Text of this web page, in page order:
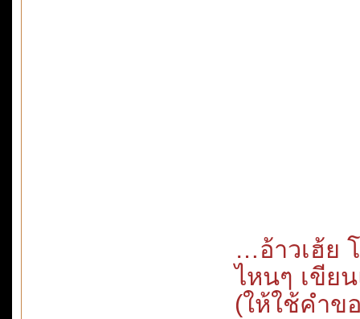
…อ้าวเฮ้ย
ไหนๆ เขีย
(ให้ใช้คำข